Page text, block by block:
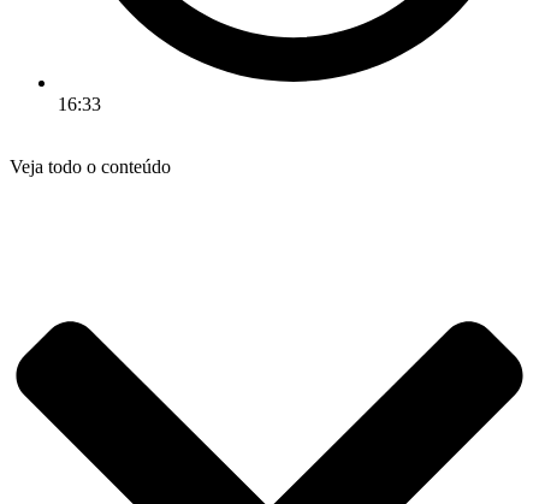
16:33
Veja todo o conteúdo